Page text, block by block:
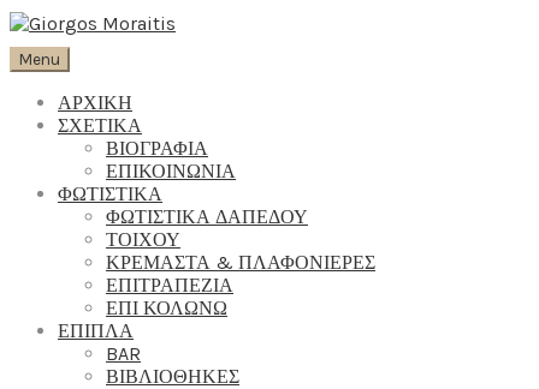
Menu
ΑΡΧΙΚΗ
ΣΧΕΤΙΚΑ
ΒΙΟΓΡΑΦΙΑ
ΕΠΙΚΟΙΝΩΝΙΑ
ΦΩΤΙΣΤΙΚΑ
ΦΩΤΙΣΤΙΚΑ ΔΑΠΕΔΟΥ
ΤΟΙΧΟΥ
ΚΡΕΜΑΣΤΑ & ΠΛΑΦΟΝΙΕΡΕΣ
ΕΠΙΤΡΑΠΕΖΙΑ
ΕΠΙ ΚΟΛΩΝΩ
ΕΠΙΠΛΑ
BAR
ΒΙΒΛΙΟΘΗΚΕΣ